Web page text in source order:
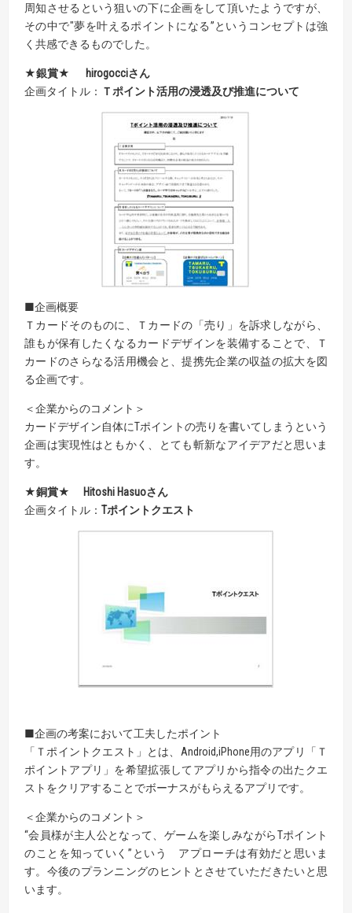
周知させるという狙いの下に企画をして頂いたようですが、
その中で"夢を叶えるポイントになる”というコンセプトは強
く共感できるものでした。
★銀賞★ hirogocciさん
企画タイトル： Ｔポイント活用の浸透及び推進について
■企画概要
Ｔカードそのものに、Ｔカードの「売り」を訴求しながら、
誰もが保有したくなるカードデザインを装備することで、Ｔ
カードのさらなる活用機会と、提携先企業の収益の拡大を図
る企画です。
＜企業からのコメント＞
カードデザイン自体にTポイントの売りを書いてしまうという
企画は実現性はともかく、とても斬新なアイデアだと思いま
す。
★銅賞★ Hitoshi Hasuoさん
企画タイトル： Tポイントクエスト
■企画の考案において工夫したポイント
「Ｔポイントクエスト」とは、Android,iPhone用のアプリ「Ｔ
ポイントアプリ」を希望拡張してアプリから指令の出たクエ
ストをクリアすることでボーナスがもらえるアプリです。
＜企業からのコメント＞
“会員様が主人公となって、ゲームを楽しみながらTポイント
のことを知っていく”という アプローチは有効だと思いま
す。今後のプランニングのヒントとさせていただきたいと思
います。